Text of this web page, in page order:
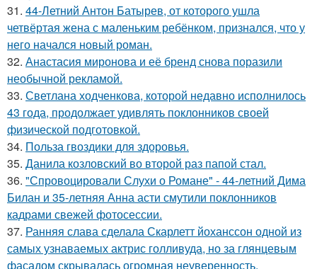
31. 44-Летний Антон Батырев, от которого ушла
четвёртая жена с маленьким ребёнком, признался, что у
него начался новый роман.
32. Анастасия миронова и её бренд снова поразили
необычной рекламой.
33. Светлана ходченкова, которой недавно исполнилось
43 года, продолжает удивлять поклонников своей
физической подготовкой.
34. Польза гвоздики для здоровья.
35. Данила козловский во второй раз папой стал.
36. "Спровоцировали Слухи о Романе" - 44-летний Дима
Билан и 35-летняя Анна асти смутили поклонников
кадрами свежей фотосессии.
37. Ранняя слава сделала Скарлетт йоханссон одной из
самых узнаваемых актрис голливуда, но за глянцевым
фасадом скрывалась огромная неуверенность.